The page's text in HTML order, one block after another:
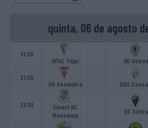
quinta, 06 de agosto
21:30
APAC Tojal
AD Oeiras
21:30
GD Sesimbra
GDS
21:30
Stuart HC
Massamá
HC Sintra